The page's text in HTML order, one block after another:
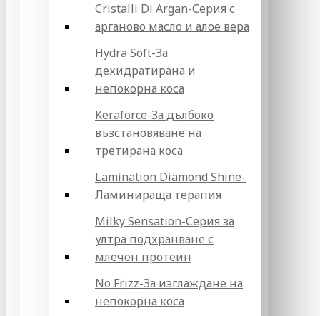
Cristalli Di Argan-Серия с
арганово масло и алое вера
Hydra Soft-За
дехидратирана и
непокорна коса
Keraforce-За дълбоко
възстановяване на
третирана коса
Lamination Diamond Shine-
Ламинираща терапия
Milky Sensation-Серия за
ултра подхранване с
млечен протеин
No Frizz-За изглаждане на
непокорна коса